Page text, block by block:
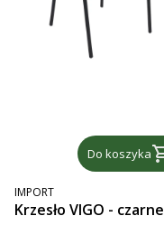
Do koszyka
PRODUCENT
IMPORT
Krzesło VIGO - czarne